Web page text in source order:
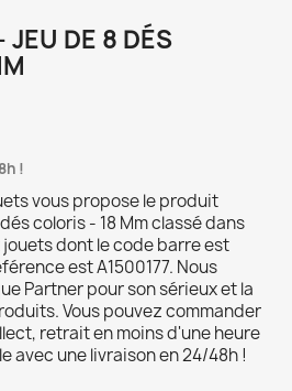
JEU DE 8 DÉS
!
vous propose le produit
coloris - 18 Mm classé dans
dont le code barre est
est A1500177. Nous
Partner pour son sérieux et la
Vous pouvez commander
retrait en moins d'une heure
avec une livraison en 24/48h !